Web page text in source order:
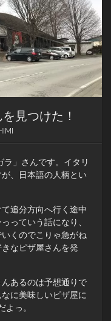
見つけた！
」さんです。イタリ
、日本語の人柄とい
追分方向へ行く途中
っていう話になり、
くのでこりゃ急がね
なピザ屋さんを発
あるのは予想通りで
に美味しいピザ屋に
よっ。